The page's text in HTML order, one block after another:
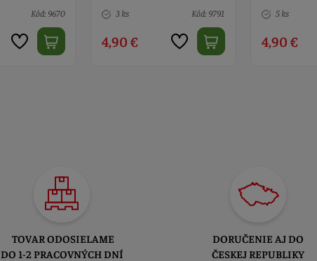
Kód: 9791 5 ks Kód: 9667
4,90 €
Nedostupné
5,60 €
TOVAR ODOSIELAME
DO 1-2 PRACOVNÝCH DNÍ
DORUČENIE AJ DO
ČESKEJ REPUBLIKY